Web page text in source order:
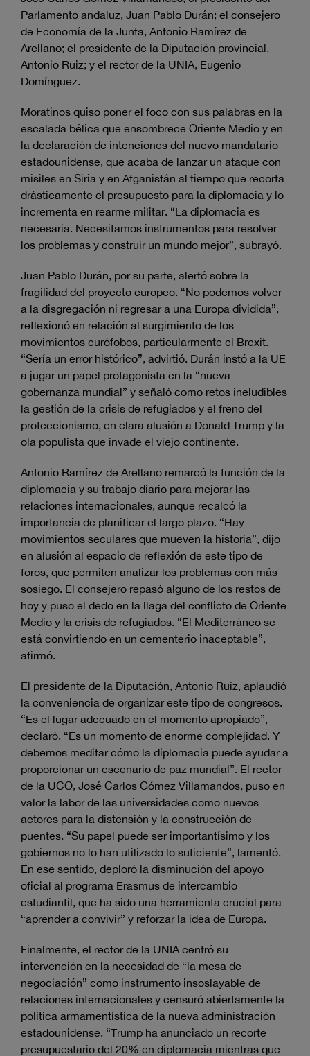
Parlamento andaluz, Juan Pablo Durán; el consejero
de Economía de la Junta, Antonio Ramírez de
Arellano; el presidente de la Diputación provincial,
Antonio Ruiz; y el rector de la UNIA, Eugenio
Domínguez.
Moratinos quiso poner el foco con sus palabras en la
escalada bélica que ensombrece Oriente Medio y en
la declaración de intenciones del nuevo mandatario
estadounidense, que acaba de lanzar un ataque con
misiles en Siria y en Afganistán al tiempo que recorta
drásticamente el presupuesto para la diplomacia y lo
incrementa en rearme militar. “La diplomacia es
necesaria. Necesitamos instrumentos para resolver
los problemas y construir un mundo mejor”, subrayó.
Juan Pablo Durán, por su parte, alertó sobre la
fragilidad del proyecto europeo. “No podemos volver
a la disgregación ni regresar a una Europa dividida”,
reflexionó en relación al surgimiento de los
movimientos eurófobos, particularmente el Brexit.
“Sería un error histórico”, advirtió. Durán instó a la UE
a jugar un papel protagonista en la “nueva
gobernanza mundial” y señaló como retos ineludibles
la gestión de la crisis de refugiados y el freno del
proteccionismo, en clara alusión a Donald Trump y la
ola populista que invade el viejo continente.
Antonio Ramírez de Arellano remarcó la función de la
diplomacia y su trabajo diario para mejorar las
relaciones internacionales, aunque recalcó la
importancia de planificar el largo plazo. “Hay
movimientos seculares que mueven la historia”, dijo
en alusión al espacio de reflexión de este tipo de
foros, que permiten analizar los problemas con más
sosiego. El consejero repasó alguno de los restos de
hoy y puso el dedo en la llaga del conflicto de Oriente
Medio y la crisis de refugiados. “El Mediterráneo se
está convirtiendo en un cementerio inaceptable”,
afirmó.
El presidente de la Diputación, Antonio Ruiz, aplaudió
la conveniencia de organizar este tipo de congresos.
“Es el lugar adecuado en el momento apropiado”,
declaró. “Es un momento de enorme complejidad. Y
debemos meditar cómo la diplomacia puede ayudar a
proporcionar un escenario de paz mundial”. El rector
de la UCO, José Carlos Gómez Villamandos, puso en
valor la labor de las universidades como nuevos
actores para la distensión y la construcción de
puentes. “Su papel puede ser importantísimo y los
gobiernos no lo han utilizado lo suficiente”, lamentó.
En ese sentido, deploró la disminución del apoyo
oficial al programa Erasmus de intercambio
estudiantil, que ha sido una herramienta crucial para
“aprender a convivir” y reforzar la idea de Europa.
Finalmente, el rector de la UNIA centró su
intervención en la necesidad de “la mesa de
negociación” como instrumento insoslayable de
relaciones internacionales y censuró abiertamente la
política armamentística de la nueva administración
estadounidense. “Trump ha anunciado un recorte
presupuestario del 20% en diplomacia mientras que